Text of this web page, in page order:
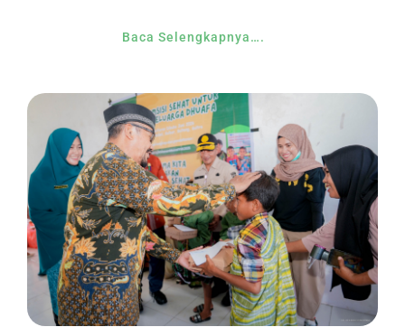
Baca Selengkapnya….